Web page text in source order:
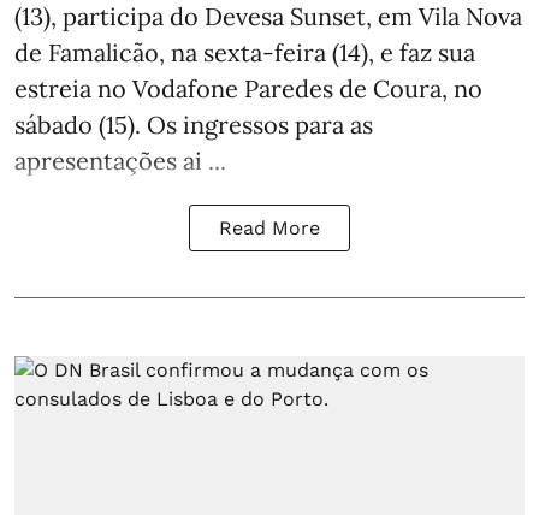
(13), participa do Devesa Sunset, em Vila Nova
de Famalicão, na sexta-feira (14), e faz sua
estreia no Vodafone Paredes de Coura, no
sábado (15). Os ingressos para as
apresentações ai ...
Read More